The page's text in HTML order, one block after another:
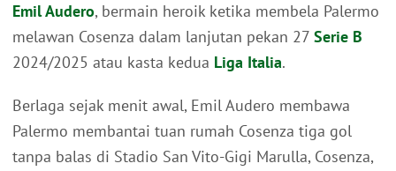
Emil Audero, bermain heroik ketika membela Palermo
melawan Cosenza dalam lanjutan pekan 27 Serie B
2024/2025 atau kasta kedua Liga Italia.
Berlaga sejak menit awal, Emil Audero membawa
Palermo membantai tuan rumah Cosenza tiga gol
tanpa balas di Stadio San Vito-Gigi Marulla, Cosenza,